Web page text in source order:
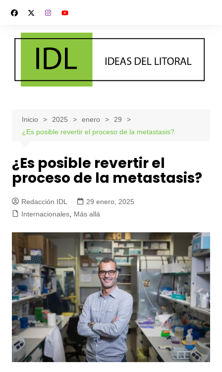
contenido
Inicio 2025 enero
29
¿Es posible revertir el proceso de la metastasis?
¿Es posible revertir el
proceso de la metastasis?
Redacción IDL
29 enero, 2025
Internacionales, Más allá